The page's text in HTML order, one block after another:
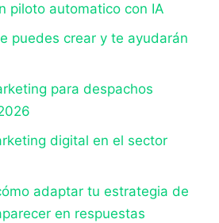
piloto automatico con IA
puedes crear y te ayudarán
para despachos
digital en el sector
adaptar tu estrategia de
en respuestas